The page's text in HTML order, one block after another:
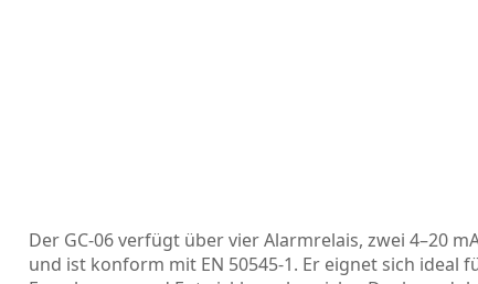
Der GC-06 verfügt über vier Alarmrelais, zwei 4–20
und ist konform mit EN 50545-1. Er eignet sich ideal